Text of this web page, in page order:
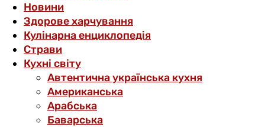
Новини
Здорове харчування
Кулінарна енциклопедія
Страви
Кухні світу
Автентична українська кухня
Американська
Арабська
Баварська